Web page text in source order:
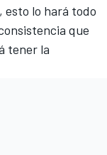
esto lo hará todo
que
tener la